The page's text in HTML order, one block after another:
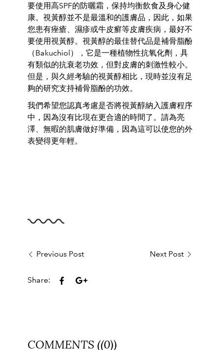
要使用高SPF的防曬霜，保持均衡飲食及身心健
康。視黃醇並不是最溫和的護膚品，因此，如果
您患有痤瘡、濕疹或牛皮癬等皮膚疾病，最好不
要使用視黃醇。視黃醇的最佳替代品是補骨脂酚
（Bakuchiol），它是一種植物性抗氧化劑，具
有類似的抗衰老功效，但對皮膚的刺激性較小。
但是，與久經考驗的視黃醇相比，現時並沒有足
夠的研究支持補骨脂酚的功效。
我們希望您認真考慮是否將視黃醇納入護膚程序
中，因為沒有比現在更合適的時間了。請為亮
澤、無暇的肌膚做好準備，因為這可以使您的外
表變得更年輕。
Previous Post Next Post
Share:
COMMENTS ((0))